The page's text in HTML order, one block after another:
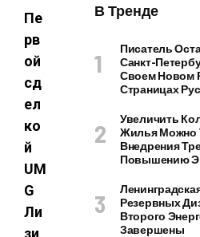
Пе
рв
ой
сд
ел
ко
й
UM
G
Ли
зи
В Тренде
Писатель
Санкт-
Своем Новом
Страницах
Увеличить
Жилья Можно
Внедрения
Повышению
Резервных
Второго
Завершены